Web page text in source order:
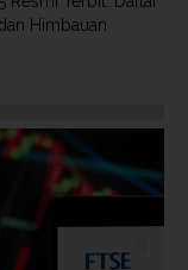
Himbauan